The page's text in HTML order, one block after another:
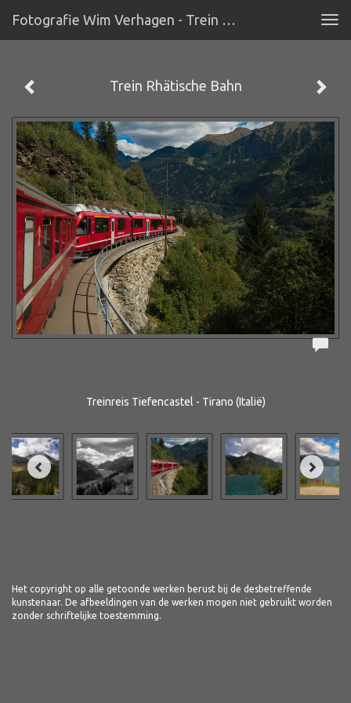
Fotografie Wim Verhagen - Trein Rhätische Bahn
Trein Rhätische Bahn
Treinreis Tiefencastel - Tirano (Italië)
Het copyright op alle getoonde werken berust bij de desbetreffende
kunstenaar. De afbeeldingen van de werken mogen niet gebruikt worden
zonder schriftelijke toestemming.